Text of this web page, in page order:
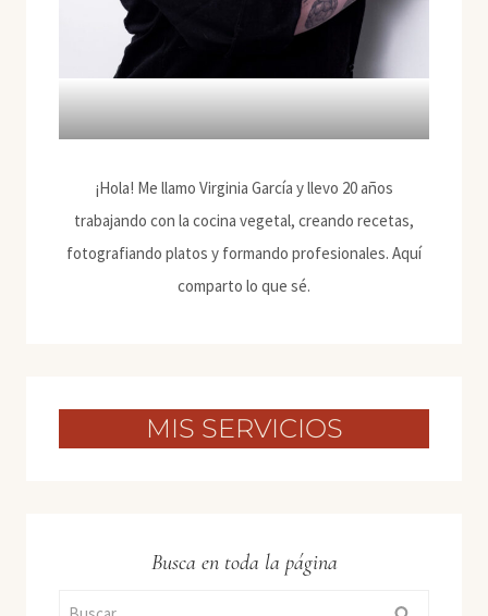
¡Hola! Me llamo Virginia García y llevo 20 años
trabajando con la cocina vegetal, creando recetas,
fotografiando platos y formando profesionales. Aquí
comparto lo que sé.
MIS SERVICIOS
Busca en toda la página
Buscar: